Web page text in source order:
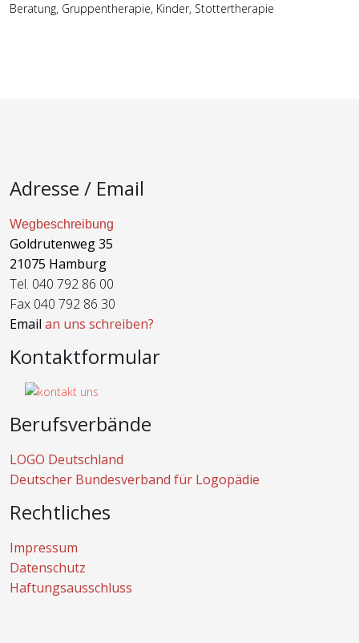
Beratung, Gruppentherapie, Kinder, Stottertherapie
Adresse / Email
Wegbeschreibung
Goldrutenweg 35
21075 Hamburg
Tel. 040 792 86 00
Fax 040 792 86 30
Email an uns schreiben?
Kontaktformular
Berufsverbände
LOGO Deutschland
Deutscher Bundesverband für Logopädie
Rechtliches
Impressum
Datenschutz
Haftungsausschluss